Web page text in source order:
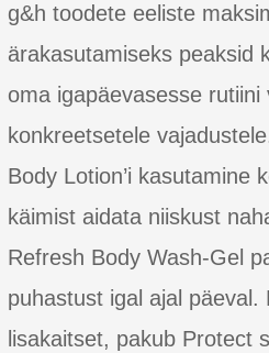
g&h toodete eeliste
ärakasutamiseks peaksid
oma igapäevasesse
konkreetsetele
Body Lotion’i kasutamine
käimist aidata niiskust
Refresh Body Wash-Gel
puhastust igal ajal päeval.
lisakaitset, pakub Protect